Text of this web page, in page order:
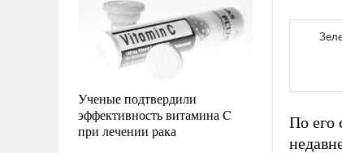
Ученые подтвердили
эффективность витамина C
при лечении рака
По его